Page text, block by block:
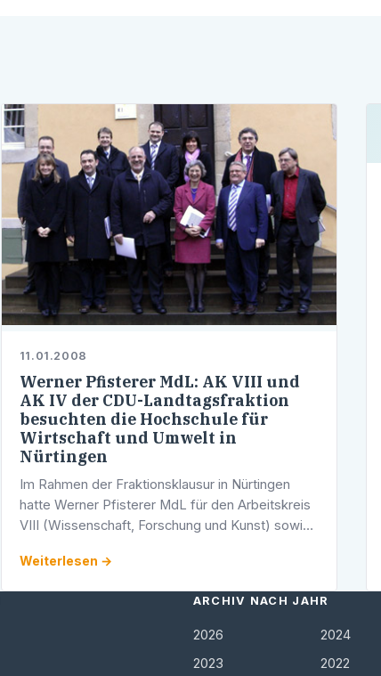
11.01.2008
Werner Pfisterer MdL: AK VIII und
AK IV der CDU-Landtagsfraktion
besuchten die Hochschule für
Wirtschaft und Umwelt in
Nürtingen
Im Rahmen der Fraktionsklausur in Nürtingen
hatte Werner Pfisterer MdL für den Arbeitskreis
VIII (Wissenschaft, Forschung und Kunst) sowie
einen Besuch der Hochschule für …
Weiterlesen →
ARCHIV NACH JAHR
2026
2024
2023
2022